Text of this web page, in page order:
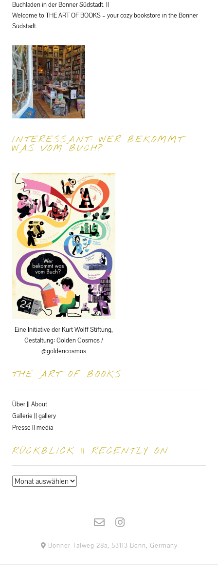
Buchladen in der Bonner Südstadt. ||
Welcome to THE ART OF BOOKS – your cozy bookstore in the Bonner
Südstadt.
INTERESSANT: WER BEKOMMT
WAS VOM BUCH?
Eine Initiative der Kurt Wolff Stiftung,
Gestaltung: Golden Cosmos /
@goldencosmos
THE ART OF BOOKS
Über || About
Gallerie || gallery
Presse || media
RÜCKBLICK || RECENTLY ON
Rückblick
Bonner Talweg 28a, 53113 Bonn, Germany